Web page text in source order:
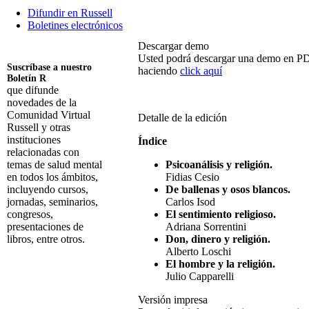
Difundir en Russell
Boletines electrónicos
Suscríbase a nuestro
Boletín R
que difunde
novedades de la
Comunidad Virtual
Russell y otras
instituciones
relacionadas con
temas de salud mental
en todos los ámbitos,
incluyendo cursos,
jornadas, seminarios,
congresos,
presentaciones de
libros, entre otros.
Descargar demo
Usted podrá descargar una demo en
haciendo click aquí
Detalle de la edición
Índice
Psicoanálisis y religión.
Fidias Cesio
De ballenas y osos blancos.
Carlos Isod
El sentimiento religioso.
Adriana Sorrentini
Don, dinero y religión.
Alberto Loschi
El hombre y la religión.
Julio Capparelli
Versión impresa